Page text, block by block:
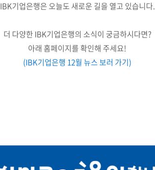
IBK기업은행은 오늘도 새로운 길을 열고 있습니다.
더 다양한 IBK기업은행의 소식이 궁금하시다면?
아래 홈페이지를 확인해 주세요!
(IBK기업은행 12월 뉴스 보러 가기)